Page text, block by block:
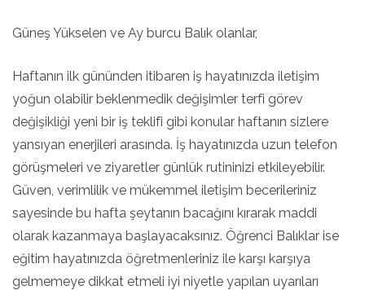
Güneş Yükselen ve Ay burcu Balık olanlar,
Haftanın ilk gününden itibaren iş hayatınızda iletişim
yoğun olabilir beklenmedik değişimler terfi görev
değişikliği yeni bir iş teklifi gibi konular haftanın sizlere
yansıyan enerjileri arasında. İş hayatınızda uzun telefon
görüşmeleri ve ziyaretler günlük rutininizi etkileyebilir.
Güven, verimlilik ve mükemmel iletişim becerileriniz
sayesinde bu hafta şeytanın bacağını kırarak maddi
olarak kazanmaya başlayacaksınız. Öğrenci Balıklar ise
eğitim hayatınızda öğretmenleriniz ile karşı karşıya
gelmemeye dikkat etmeli iyi niyetle yapılan uyarıları